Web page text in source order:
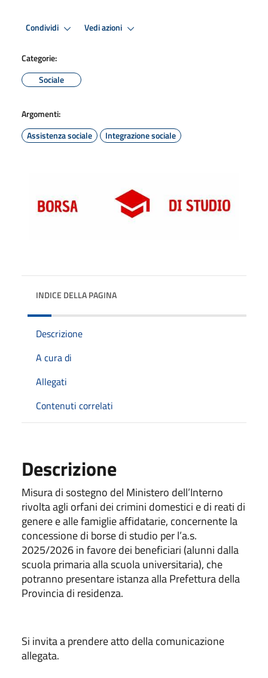
Condividi Vedi azioni
Categorie:
Sociale
Argomenti:
Assistenza sociale
Integrazione sociale
INDICE DELLA PAGINA
Descrizione
A cura di
Allegati
Contenuti correlati
Descrizione
Misura di sostegno del Ministero dell’Interno
rivolta agli orfani dei crimini domestici e di reati di
genere e alle famiglie affidatarie, concernente la
concessione di borse di studio per l’a.s.
2025/2026 in favore dei beneficiari (alunni dalla
scuola primaria alla scuola universitaria), che
potranno presentare istanza alla Prefettura della
Provincia di residenza.
Si invita a prendere atto della comunicazione
allegata.